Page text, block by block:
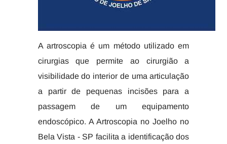
A artroscopia é um método utilizado em
cirurgias que permite ao cirurgião a
visibilidade do interior de uma articulação
a partir de pequenas incisões para a
passagem de um equipamento
endoscópico. A Artroscopia no Joelho no
Bela Vista - SP facilita a identificação dos